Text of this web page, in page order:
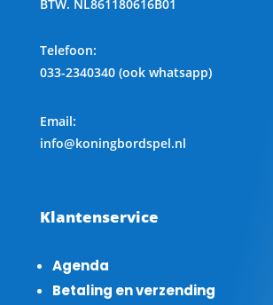
BTW. NL861180616B01
Telefoon:
033-2340340 (ook whatsapp)
Email:
info@koningbordspel.nl
Klantenservice
Agenda
Betaling en verzending